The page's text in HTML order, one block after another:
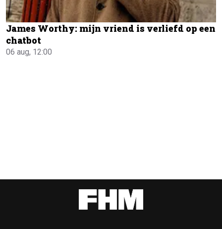
James Worthy: mijn vriend is verliefd op een
chatbot
06 aug, 12:00